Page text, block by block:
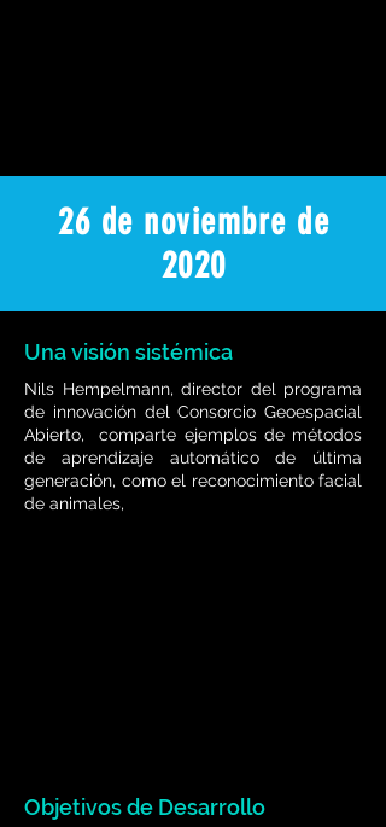
26 de noviembre de
2020
Una visión sistémica
Nils Hempelmann, director del programa
de innovación del Consorcio Geoespacial
Abierto, comparte ejemplos de métodos
de aprendizaje automático de última
generación, como el reconocimiento facial
de animales,
Objetivos de Desarrollo